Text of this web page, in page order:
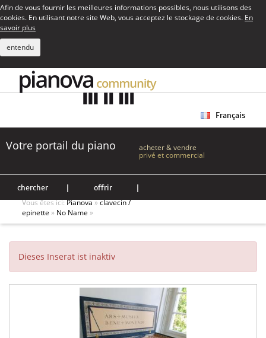
Afin de vous fournir les meilleures informations possibles, nous utilisons des
cookies. En utilisant notre site Web, vous acceptez le stockage de cookies. En
savoir plus
entendu
Français
Votre portail du piano acheter & vendre
privé et commercial
chercher | offrir
|
Vous êtes ici:Pianova»clavecin /
epinette » No Name »
Dieses Inserat ist inaktiv